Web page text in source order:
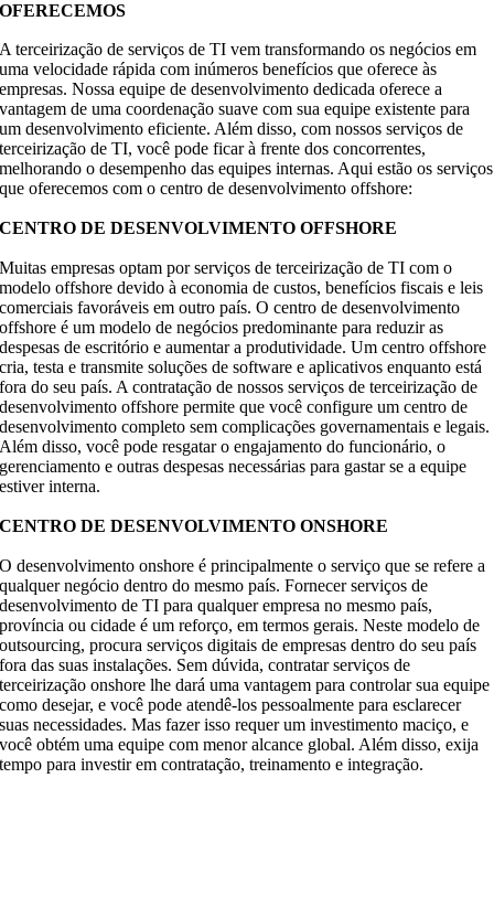
OFERECEMOS
A terceirização de serviços de TI vem transformando os negócios em
uma velocidade rápida com inúmeros benefícios que oferece às
empresas. Nossa equipe de desenvolvimento dedicada oferece a
vantagem de uma coordenação suave com sua equipe existente para
um desenvolvimento eficiente. Além disso, com nossos serviços de
terceirização de TI, você pode ficar à frente dos concorrentes,
melhorando o desempenho das equipes internas. Aqui estão os serviços
que oferecemos com o centro de desenvolvimento offshore:
CENTRO DE DESENVOLVIMENTO OFFSHORE
Muitas empresas optam por serviços de terceirização de TI com o
modelo offshore devido à economia de custos, benefícios fiscais e leis
comerciais favoráveis em outro país. O centro de desenvolvimento
offshore é um modelo de negócios predominante para reduzir as
despesas de escritório e aumentar a produtividade. Um centro offshore
cria, testa e transmite soluções de software e aplicativos enquanto está
fora do seu país. A contratação de nossos serviços de terceirização de
desenvolvimento offshore permite que você configure um centro de
desenvolvimento completo sem complicações governamentais e legais.
Além disso, você pode resgatar o engajamento do funcionário, o
gerenciamento e outras despesas necessárias para gastar se a equipe
estiver interna.
CENTRO DE DESENVOLVIMENTO ONSHORE
O desenvolvimento onshore é principalmente o serviço que se refere a
qualquer negócio dentro do mesmo país. Fornecer serviços de
desenvolvimento de TI para qualquer empresa no mesmo país,
província ou cidade é um reforço, em termos gerais. Neste modelo de
outsourcing, procura serviços digitais de empresas dentro do seu país
fora das suas instalações. Sem dúvida, contratar serviços de
terceirização onshore lhe dará uma vantagem para controlar sua equipe
como desejar, e você pode atendê-los pessoalmente para esclarecer
suas necessidades. Mas fazer isso requer um investimento maciço, e
você obtém uma equipe com menor alcance global. Além disso, exija
tempo para investir em contratação, treinamento e integração.